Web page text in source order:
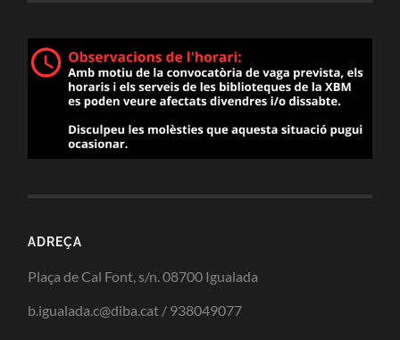
ADREÇA
Plaça de Cal Font, s/n. 08700 Igualada
b.igualada.c@diba.cat / 938049077